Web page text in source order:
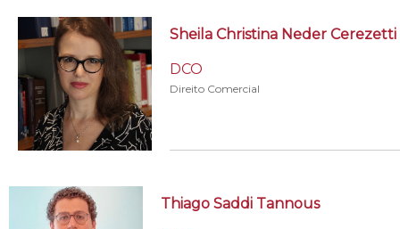
Sheila Christina Neder Cerezetti
DCO
Direito Comercial
Thiago Saddi Tannous